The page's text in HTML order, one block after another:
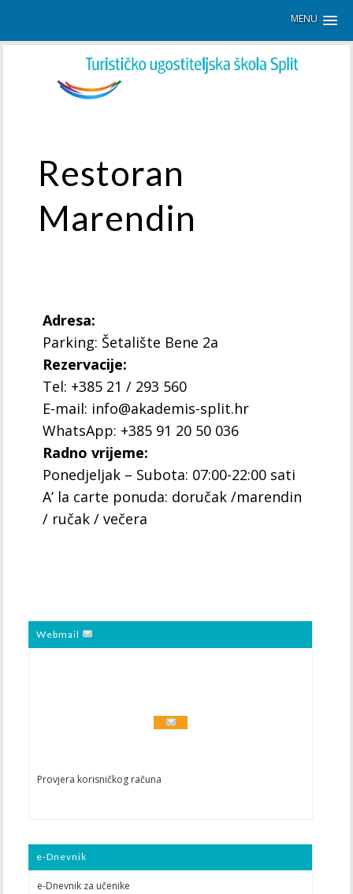
MENU
Restoran
Marendin
Adresa:
Parking: Šetalište Bene 2a
Rezervacije:
Tel: +385 21 / 293 560
E-mail: info@akademis-split.hr
WhatsApp: +385 91 20 50 036
Radno vrijeme:
Ponedjeljak – Subota: 07:00-22:00 sati
A’ la carte ponuda: doručak /marendin
/ ručak / večera
Webmail
Provjera korisničkog računa
e-Dnevnik
e-Dnevnik za učenike